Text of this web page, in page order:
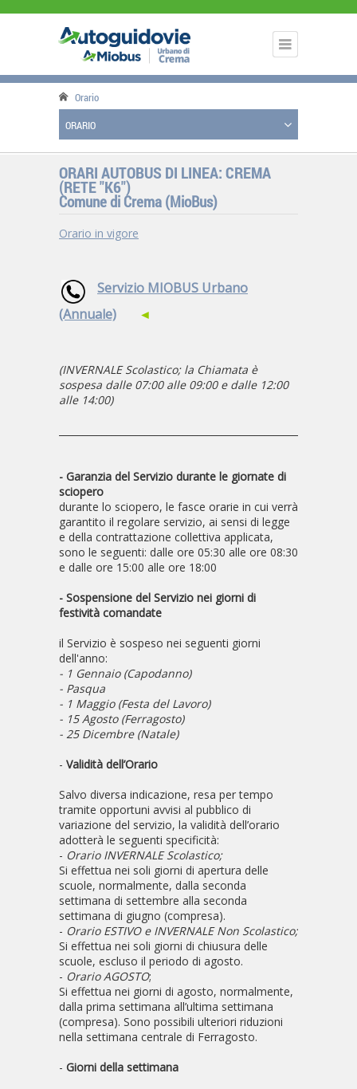
Orario
ORARIO
ORARI AUTOBUS DI LINEA: CREMA
(RETE "K6")
Comune di Crema (MioBus)
Orario in vigore
Servizio MIOBUS Urbano
(Annuale)
◄
(INVERNALE Scolastico; la Chiamata è
sospesa dalle 07:00 alle 09:00 e dalle 12:00
alle 14:00)
- Garanzia del Servizio durante le giornate di
sciopero
durante lo sciopero, le fasce orarie in cui verrà
garantito il regolare servizio, ai sensi di legge
e della contrattazione collettiva applicata,
sono le seguenti: dalle ore 05:30 alle ore 08:30
e dalle ore 15:00 alle ore 18:00
- Sospensione del Servizio nei giorni di
festività comandate
il Servizio è sospeso nei seguenti giorni
dell'anno:
- 1 Gennaio (Capodanno)
- Pasqua
- 1 Maggio (Festa del Lavoro)
- 15 Agosto (Ferragosto)
- 25 Dicembre (Natale)
- Validità dell’Orario
Salvo diversa indicazione, resa per tempo
tramite opportuni avvisi al pubblico di
variazione del servizio, la validità dell’orario
adotterà le seguenti specificità:
- Orario INVERNALE Scolastico;
Si effettua nei soli giorni di apertura delle
scuole, normalmente, dalla seconda
settimana di settembre alla seconda
settimana di giugno (compresa).
- Orario ESTIVO e INVERNALE Non Scolastico;
Si effettua nei soli giorni di chiusura delle
scuole, escluso il periodo di agosto.
- Orario AGOSTO;
Si effettua nei giorni di agosto, normalmente,
dalla prima settimana all’ultima settimana
(compresa). Sono possibili ulteriori riduzioni
nella settimana centrale di Ferragosto.
- Giorni della settimana